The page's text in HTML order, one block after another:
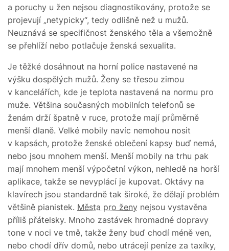
a poruchy u žen nejsou diagnostikovány, protože se
projevují „netypicky“, tedy odlišně než u mužů.
Neuznává se specifičnost ženského těla a všemožně
se přehlíží nebo potlačuje ženská sexualita.
Je těžké dosáhnout na horní police nastavené na
výšku dospělých mužů. Ženy se třesou zimou
v kancelářích, kde je teplota nastavená na normu pro
muže. Většina současných mobilních telefonů se
ženám drží špatně v ruce, protože mají průměrně
menší dlaně. Velké mobily navíc nemohou nosit
v kapsách, protože ženské oblečení kapsy buď nemá,
nebo jsou mnohem menší. Menší mobily na trhu pak
mají mnohem menší výpočetní výkon, nehledě na horší
aplikace, takže se nevyplácí je kupovat. Oktávy na
klavírech jsou standardně tak široké, že dělají problém
většině pianistek. Města pro ženy nejsou vystavěna
příliš přátelsky. Mnoho zastávek hromadné dopravy
tone v noci ve tmě, takže ženy buď chodí méně ven,
nebo chodí dřív domů, nebo utrácejí peníze za taxíky,